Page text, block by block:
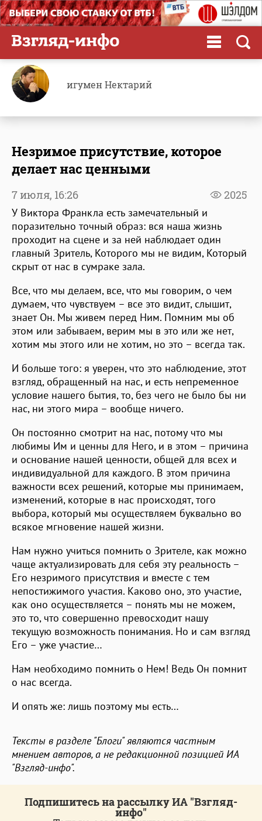
игумен Нектарий
Незримое присутствие, которое
делает нас ценными
2025
7 июля, 16:26
У Виктора Франкла есть замечательный и
поразительно точный образ: вся наша жизнь
проходит на сцене и за ней наблюдает один
главный Зритель, Которого мы не видим, Который
скрыт от нас в сумраке зала.
Все, что мы делаем, все, что мы говорим, о чем
думаем, что чувствуем – все это видит, слышит,
знает Он. Мы живем перед Ним. Помним мы об
этом или забываем, верим мы в это или же нет,
хотим мы этого или не хотим, но это – всегда так.
И больше того: я уверен, что это наблюдение, этот
взгляд, обращенный на нас, и есть непременное
условие нашего бытия, то, без чего не было бы ни
нас, ни этого мира – вообще ничего.
Он постоянно смотрит на нас, потому что мы
любимы Им и ценны для Него, и в этом – причина
и основание нашей ценности, общей для всех и
индивидуальной для каждого. В этом причина
важности всех решений, которые мы принимаем,
изменений, которые в нас происходят, того
выбора, который мы осуществляем буквально во
всякое мгновение нашей жизни.
Нам нужно учиться помнить о Зрителе, как можно
чаще актуализировать для себя эту реальность –
Его незримого присутствия и вместе с тем
непостижимого участия. Каково оно, это участие,
как оно осуществляется – понять мы не можем,
это то, что совершенно превосходит нашу
текущую возможность понимания. Но и сам взгляд
Его – уже участие…
Нам необходимо помнить о Нем! Ведь Он помнит
о нас всегда.
И опять же: лишь поэтому мы есть…
Тексты в разделе "Блоги" являются частным
мнением авторов, а не редакционной позицией ИА
"Взгляд-инфо".
Подпишитесь на рассылку ИА "Взгляд-
инфо"